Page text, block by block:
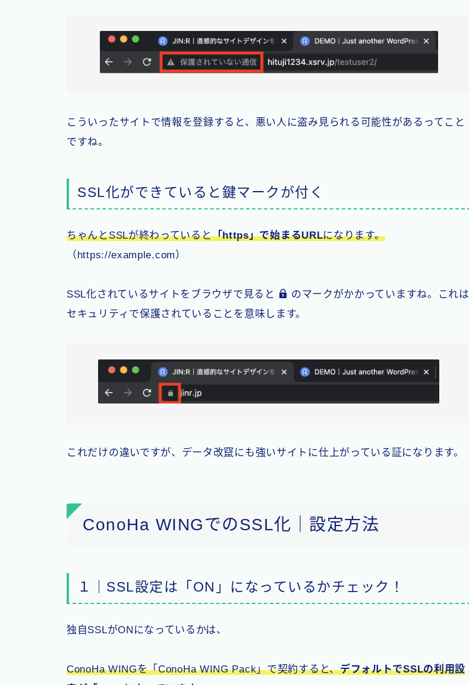
こういったサイトで情報を登録すると、悪い人に盗み見られる可能性があるってこと
ですね。
SSL化ができていると鍵マークが付く
ちゃんとSSLが終わっていると「https」で始まるURLになります。
（https://example.com）
SSL化されているサイトをブラウザで見ると
のマークがかかっていますね。これは
セキュリティで保護されていることを意味します。
これだけの違いですが、データ改竄にも強いサイトに仕上がっている証になります。
ConoHa WINGでのSSL化｜設定方法
１｜SSL設定は「ON」になっているかチェック！
独自SSLがONになっているかは、
ConoHa WINGを「ConoHa WING Pack」で契約すると、デフォルトでSSLの利用設